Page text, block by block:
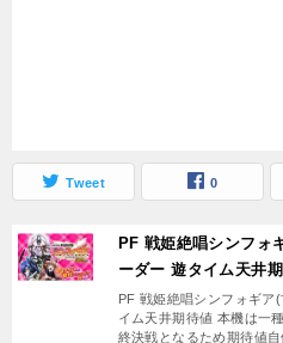
Tweet 0
PF 戦姫絶唱シンフォ
ーダー 遊タイム天井
PF 戦姫絶唱シンフォギア
イム天井期待値 本機は一
終決戦となるため期待値